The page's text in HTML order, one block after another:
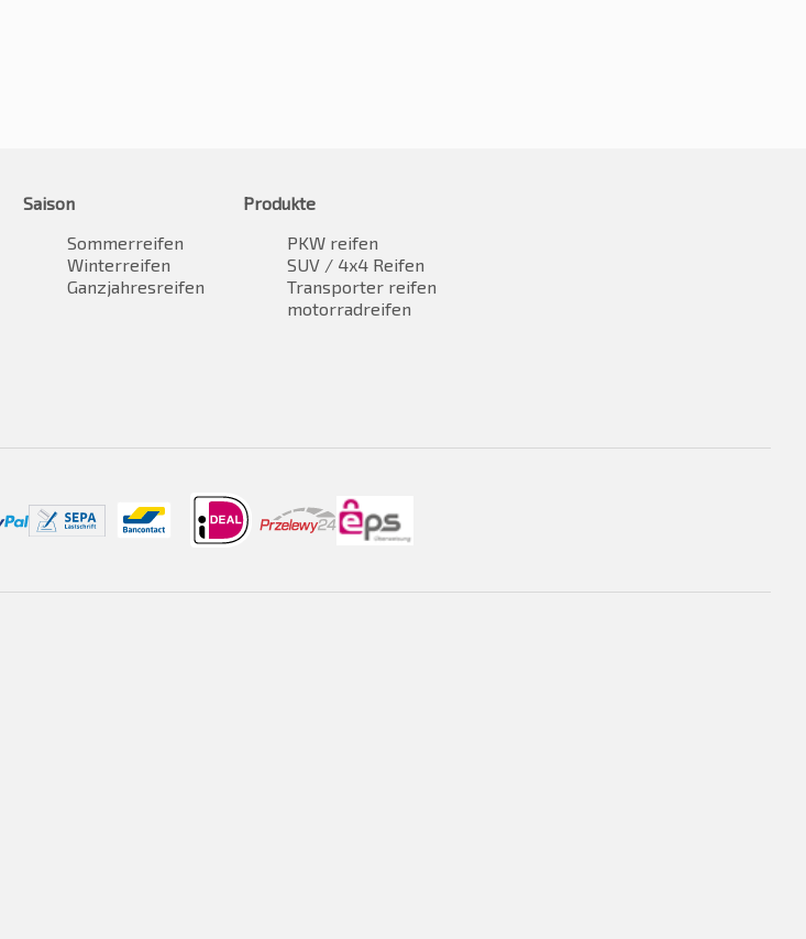
Saison
Sommerreifen
Winterreifen
Ganzjahresreifen
Produkte
PKW reifen
SUV / 4x4 Reifen
Transporter reifen
motorradreifen